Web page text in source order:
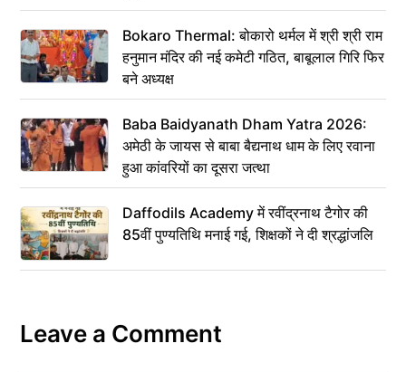
Bokaro Thermal: बोकारो थर्मल में श्री श्री राम
हनुमान मंदिर की नई कमेटी गठित, बाबूलाल गिरि फिर
बने अध्यक्ष
Baba Baidyanath Dham Yatra 2026:
अमेठी के जायस से बाबा बैद्यनाथ धाम के लिए रवाना
हुआ कांवरियों का दूसरा जत्था
Daffodils Academy में रवींद्रनाथ टैगोर की
85वीं पुण्यतिथि मनाई गई, शिक्षकों ने दी श्रद्धांजलि
Leave a Comment